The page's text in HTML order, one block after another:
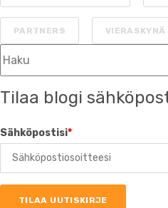
PARTNERS VIERASKYNÄ
Tämä on hakukenttä, johon
Ehdotuksia ei
Tilaa blogi
Sähköpostisi*